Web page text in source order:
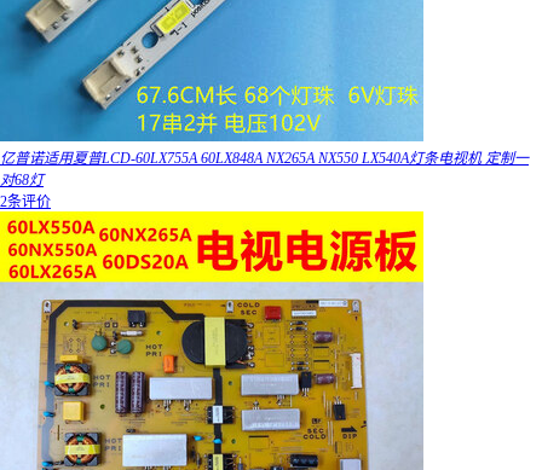
亿普诺适用夏普LCD-60LX755A 60LX848A NX265A NX550 LX540A灯条电视机 定制一
对68灯
2条评价